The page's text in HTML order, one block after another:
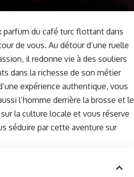
parfum du café turc flottant dans
de vous. Au détour d’une ruelle
il redonne vie à des souliers
dans la richesse de son métier
expérience authentique, vous
l’homme derrière la brosse et le
la culture locale et vous réserve
séduire par cette aventure sur